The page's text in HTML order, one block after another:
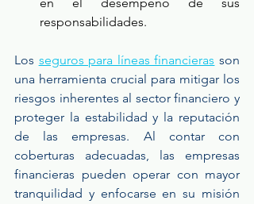
responsabilidades.
Los seguros para líneas financieras son
una herramienta crucial para mitigar los
riesgos inherentes al sector financiero y
proteger la estabilidad y la reputación
de las empresas. Al contar con
coberturas adecuadas, las empresas
financieras pueden operar con mayor
tranquilidad y enfocarse en su misión